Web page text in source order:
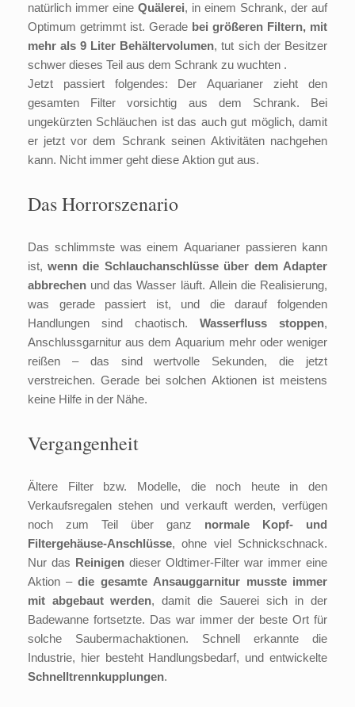
natürlich immer eine Quälerei, in einem Schrank, der auf
Optimum getrimmt ist. Gerade bei größeren Filtern, mit
mehr als 9 Liter Behältervolumen, tut sich der Besitzer
schwer dieses Teil aus dem Schrank zu wuchten .
Jetzt passiert folgendes: Der Aquarianer zieht den
gesamten Filter vorsichtig aus dem Schrank. Bei
ungekürzten Schläuchen ist das auch gut möglich, damit
er jetzt vor dem Schrank seinen Aktivitäten nachgehen
kann. Nicht immer geht diese Aktion gut aus.
Das Horrorszenario
Das schlimmste was einem Aquarianer passieren kann
ist, wenn die Schlauchanschlüsse über dem Adapter
abbrechen und das Wasser läuft. Allein die Realisierung,
was gerade passiert ist, und die darauf folgenden
Handlungen sind chaotisch. Wasserfluss stoppen,
Anschlussgarnitur aus dem Aquarium mehr oder weniger
reißen – das sind wertvolle Sekunden, die jetzt
verstreichen. Gerade bei solchen Aktionen ist meistens
keine Hilfe in der Nähe.
Vergangenheit
Ältere Filter bzw. Modelle, die noch heute in den
Verkaufsregalen stehen und verkauft werden, verfügen
noch zum Teil über ganz normale Kopf- und
Filtergehäuse-Anschlüsse, ohne viel Schnickschnack.
Nur das Reinigen dieser Oldtimer-Filter war immer eine
Aktion – die gesamte Ansauggarnitur musste immer
mit abgebaut werden, damit die Sauerei sich in der
Badewanne fortsetzte. Das war immer der beste Ort für
solche Saubermachaktionen. Schnell erkannte die
Industrie, hier besteht Handlungsbedarf, und entwickelte
Schnelltrennkupplungen.